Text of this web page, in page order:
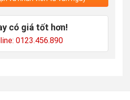
có giá tốt hơn!
0123.456.890